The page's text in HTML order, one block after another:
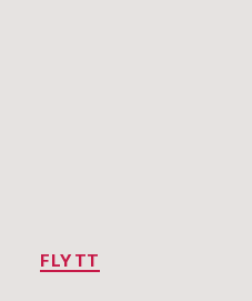
Kategorier
FLYTT